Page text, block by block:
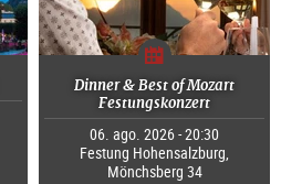
Dinner & Best of Mozart
Festungskonzert
06. ago. 2026 - 20:30
Festung Hohensalzburg,
Mönchsberg 34